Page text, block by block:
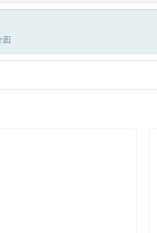
面